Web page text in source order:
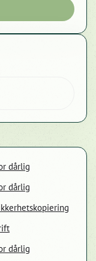
dårlig
dårlig
dårlig